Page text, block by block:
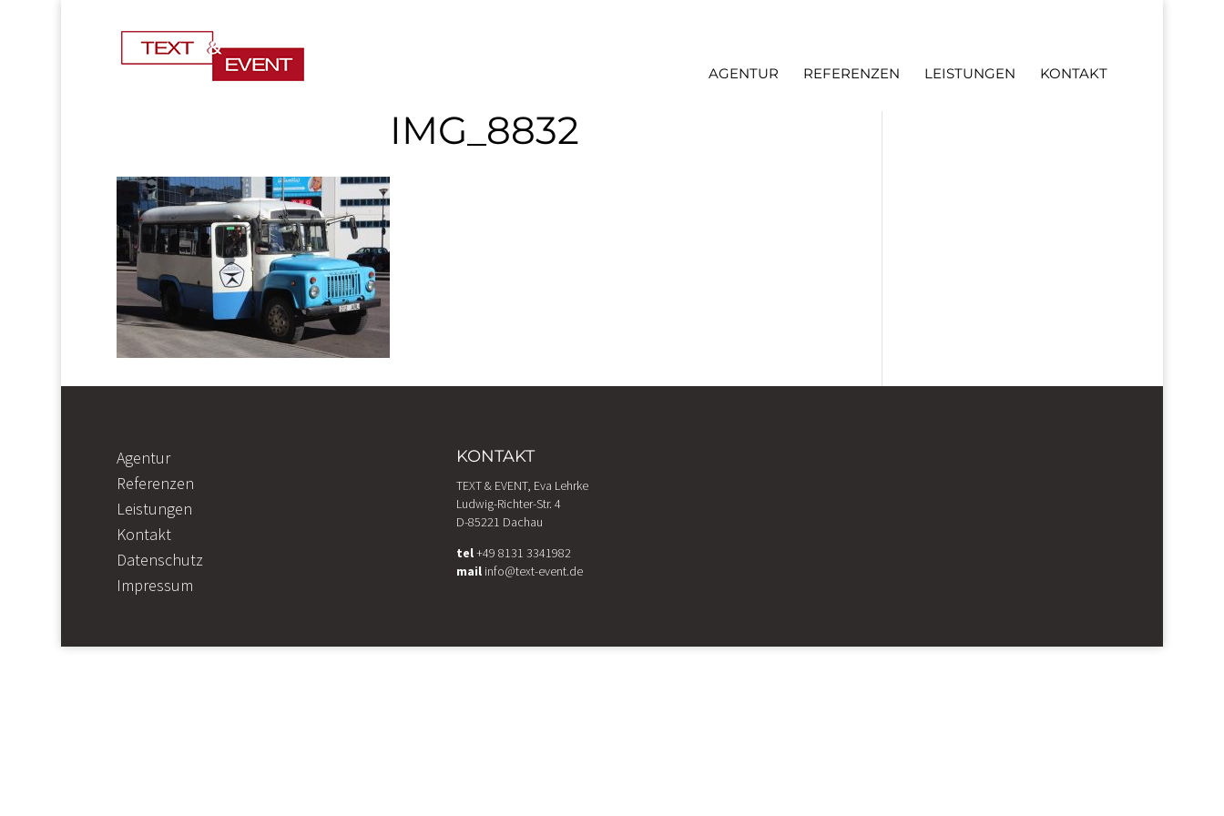
AGENTUR REFERENZEN LEISTUNGEN KONTAKT
IMG_8832
Agentur
Referenzen
Leistungen
Kontakt
Datenschutz
Impressum
KONTAKT
TEXT & EVENT, Eva Lehrke
Ludwig-Richter-Str. 4
D-85221 Dachau
tel+49 8131 3341982
mail info@text-event.de